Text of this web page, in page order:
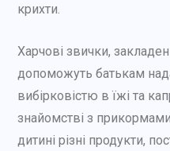
крихти.
Харчові звички,
допоможуть батькам
вибірковістю в їжі та
знайомстві з
дитині різні продукти,